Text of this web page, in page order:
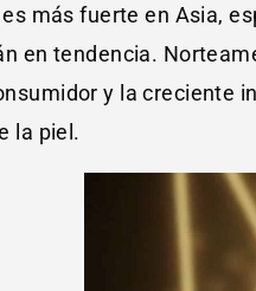
más fuerte en Asia,
en tendencia.
y la creciente
la piel.